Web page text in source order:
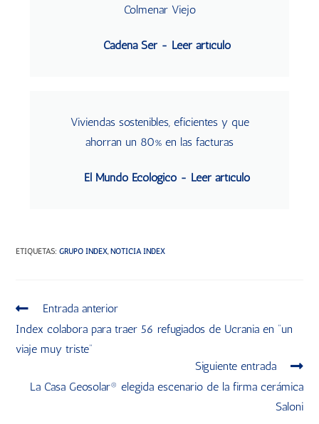
Colmenar Viejo
Cadena Ser - Leer artículo
Viviendas sostenibles, eficientes y que
ahorran un 80% en las facturas
El Mundo Ecológico - Leer artículo
ETIQUETAS:GRUPO INDEX NOTICIA INDEX
Entrada anterior
Index colabora para traer 56 refugiados de Ucrania en “un
viaje muy triste”
Siguiente entrada
La Casa Geosolar® elegida escenario de la firma cerámica
Saloni